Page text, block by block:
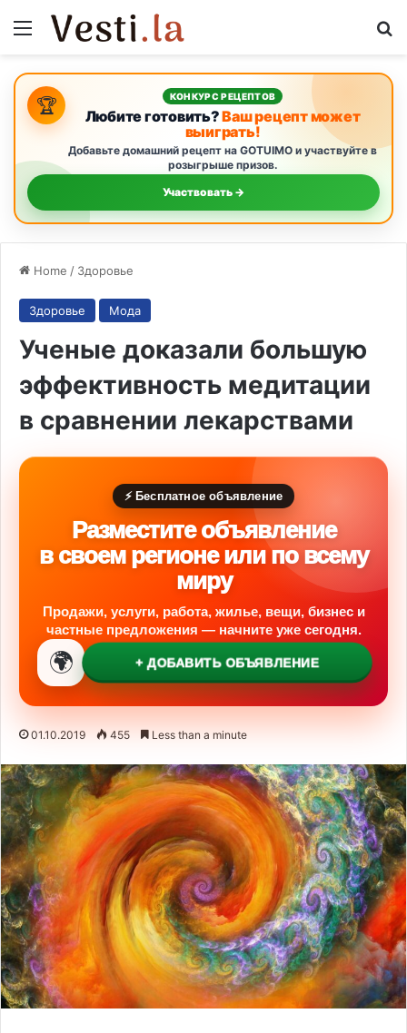
Menu
🏆 КОНКУРС РЕЦЕПТОВ
Любите готовить?Ваш рецепт может
выиграть!
Добавьте домашний рецепт на GOTUIMO и участвуйте в
розыгрыше призов.
Участвовать →
Home / Здоровье
Здоровье Мода
Ученые доказали большую
эффективность медитации
в сравнении лекарствами
⚡ Бесплатное объявление
Разместите объявление
в своем регионе или по всему
миру
Продажи, услуги, работа, жилье, вещи, бизнес и
частные предложения — начните уже сегодня.
🌍 + ДОБАВИТЬ ОБЪЯВЛЕНИЕ
01.10.2019 455 Less than a minute